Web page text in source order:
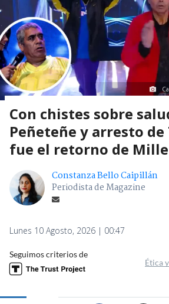
Con chistes sobre
Peñeteñe y arresto
fue el retorno de
Constanza Bello Caipillán
Periodista de Magazine
Lunes 10 Agosto, 2026 | 00:47
Seguimos criterios de
Ética